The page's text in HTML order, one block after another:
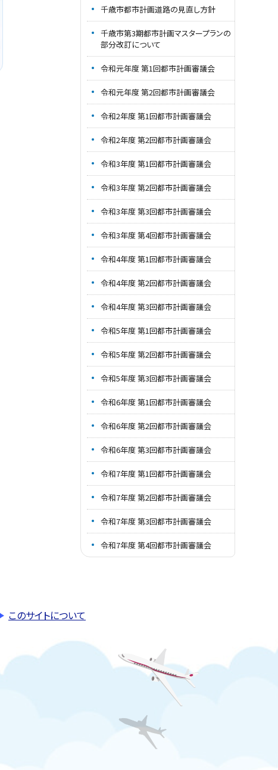
千歳市都市計画道路の見直し方針
千歳市第3期都市計画マスタープランの
部分改訂について
令和元年度 第1回都市計画審議会
令和元年度 第2回都市計画審議会
令和2年度 第1回都市計画審議会
令和2年度 第2回都市計画審議会
令和3年度 第1回都市計画審議会
令和3年度 第2回都市計画審議会
令和3年度 第3回都市計画審議会
令和3年度 第4回都市計画審議会
令和4年度 第1回都市計画審議会
令和4年度 第2回都市計画審議会
令和4年度 第3回都市計画審議会
令和5年度 第1回都市計画審議会
令和5年度 第2回都市計画審議会
令和5年度 第3回都市計画審議会
令和6年度 第1回都市計画審議会
令和6年度 第2回都市計画審議会
令和6年度 第3回都市計画審議会
令和7年度 第1回都市計画審議会
令和7年度 第2回都市計画審議会
令和7年度 第3回都市計画審議会
令和7年度 第4回都市計画審議会
このサイトについて